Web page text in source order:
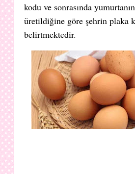
kodu ve sonrasında
üretildiğine göre şehrin plaka
belirtmektedir.